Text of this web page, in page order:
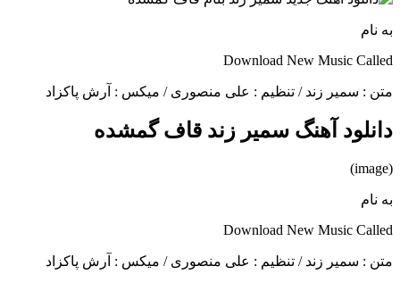
به نام
Download New Music Called
متن : سمیر زند / تنظیم : علی منصوری / میکس : آرش پاکزاد
دانلود آهنگ سمیر زند قاف گمشده
(image)
به نام
Download New Music Called
متن : سمیر زند / تنظیم : علی منصوری / میکس : آرش پاکزاد